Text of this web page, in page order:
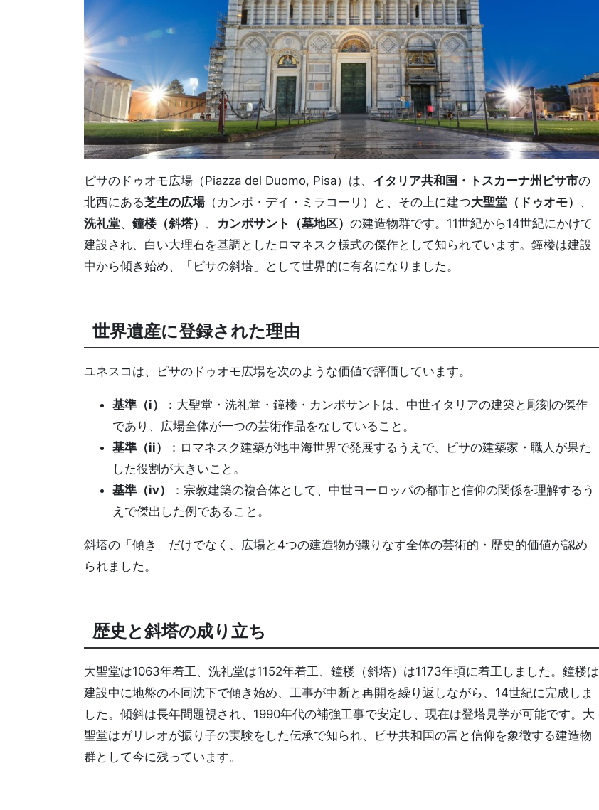
ピサのドゥオモ広場（Piazza del Duomo, Pisa）は、 イタリア共和国・トスカーナ州ピサ市の
北西にある芝生の広場（カンポ・デイ・ミラコーリ）と、その上に建つ大聖堂（ドゥオモ） 、
洗礼堂、 鐘楼（斜塔） 、 カンポサント（墓地区） の建造物群です。11世紀から14世紀にかけて
建設され、白い大理石を基調としたロマネスク様式の傑作として知られています。鐘楼は建設
中から傾き始め、「ピサの斜塔」として世界的に有名になりました。
世界遺産に登録された理由
ユネスコは、ピサのドゥオモ広場を次のような価値で評価しています。
基準（i）
：大聖堂・洗礼堂・鐘楼・カンポサントは、中世イタリアの建築と彫刻の傑作
であり、広場全体が一つの芸術作品をなしていること。
基準（ii）
：ロマネスク建築が地中海世界で発展するうえで、ピサの建築家・職人が果た
した役割が大きいこと。
基準（iv）
：宗教建築の複合体として、中世ヨーロッパの都市と信仰の関係を理解するう
えで傑出した例であること。
斜塔の「傾き」だけでなく、広場と4つの建造物が織りなす全体の芸術的・歴史的価値が認め
られました。
歴史と斜塔の成り立ち
大聖堂は1063年着工、洗礼堂は1152年着工、鐘楼（斜塔）は1173年頃に着工しました。鐘楼は
建設中に地盤の不同沈下で傾き始め、工事が中断と再開を繰り返しながら、14世紀に完成しま
した。傾斜は長年問題視され、1990年代の補強工事で安定し、現在は登塔見学が可能です。大
聖堂はガリレオが振り子の実験をした伝承で知られ、ピサ共和国の富と信仰を象徴する建造物
群として今に残っています。